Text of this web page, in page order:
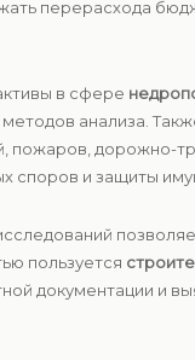
перерасхода
в сфере
анализа.
пожаров, дорожно-
споров и защиты
пользуется
документации и